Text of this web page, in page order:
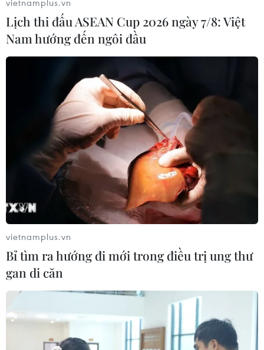
Lịch thi đấu ASEAN Cup 2026 ngày 7/8: Việt
Nam hướng đến ngôi đầu
vietnamplus.vn
Bỉ tìm ra hướng đi mới trong điều trị ung thư
gan di căn